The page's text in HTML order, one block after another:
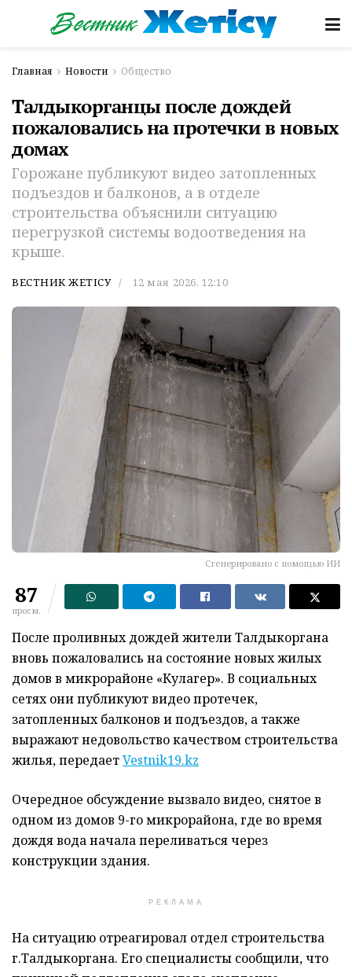
Главная Новости Общество
Талдыкорганцы после дождей
пожаловались на протечки в новых
домах
Горожане публикуют видео затопленных
подъездов и балконов, а в отделе
строительства объяснили ситуацию
перегрузкой системы водоотведения на
крыше.
ВЕСТНИК ЖЕТІСУ 12 мая 2026, 12:10
Сгенерировано с помощью ИИ
87
просм.
После проливных дождей жители Талдыкоргана
вновь пожаловались на состояние новых жилых
домов в микрорайоне «Кулагер». В социальных
сетях они публикуют видео протечек,
затопленных балконов и подъездов, а также
выражают недовольство качеством строительства
жилья, передаетVestnik19.kz
Очередное обсуждение вызвало видео, снятое в
одном из домов 9-го микрорайона, где во время
дождя вода начала переливаться через
конструкции здания.
РЕКЛАМА
На ситуацию отреагировал отдел строительства
г.Талдыкоргана. Его специалисты сообщили, что